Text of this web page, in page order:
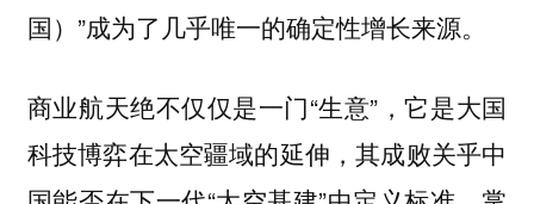
国）”成为了几乎唯一的确定性增长来源。
商业航天绝不仅仅是一门“生意”，它是大国
科技博弈在太空疆域的延伸，其成败关乎中